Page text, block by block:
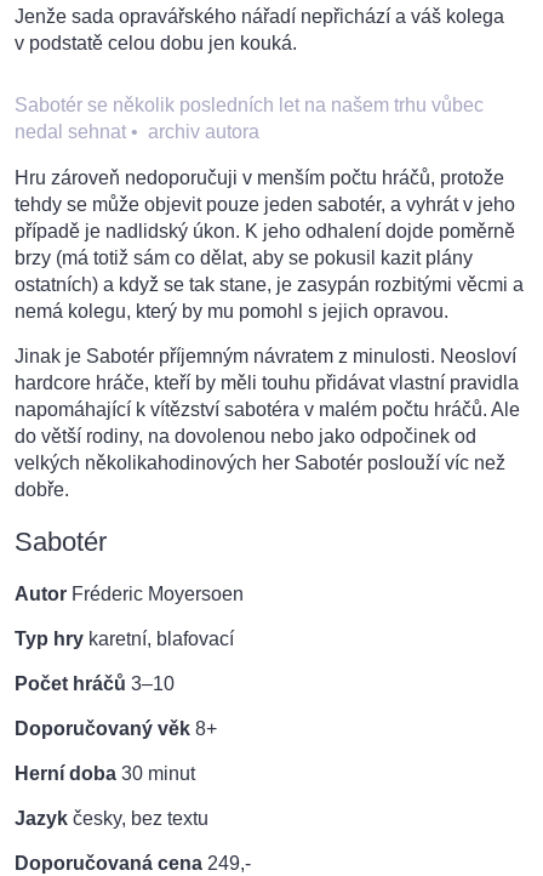
Jenže sada opravářského nářadí nepřichází a váš kolega
v podstatě celou dobu jen kouká.
Sabotér se několik posledních let na našem trhu vůbec
nedal sehnat • archiv autora
Hru zároveň nedoporučuji v menším počtu hráčů, protože
tehdy se může objevit pouze jeden sabotér, a vyhrát v jeho
případě je nadlidský úkon. K jeho odhalení dojde poměrně
brzy (má totiž sám co dělat, aby se pokusil kazit plány
ostatních) a když se tak stane, je zasypán rozbitými věcmi a
nemá kolegu, který by mu pomohl s jejich opravou.
Jinak je Sabotér příjemným návratem z minulosti. Neosloví
hardcore hráče, kteří by měli touhu přidávat vlastní pravidla
napomáhající k vítězství sabotéra v malém počtu hráčů. Ale
do větší rodiny, na dovolenou nebo jako odpočinek od
velkých několikahodinových her Sabotér poslouží víc než
dobře.
Sabotér
Autor Fréderic Moyersoen
Typ hry karetní, blafovací
Počet hráčů 3–10
Doporučovaný věk 8+
Herní doba 30 minut
Jazyk česky, bez textu
Doporučovaná cena 249,-